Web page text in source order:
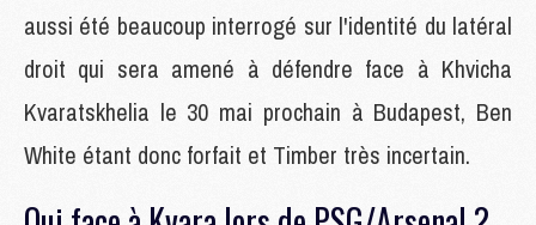
aussi été beaucoup interrogé sur l'identité du latéral
droit qui sera amené à défendre face à Khvicha
Kvaratskhelia le 30 mai prochain à Budapest, Ben
White étant donc forfait et Timber très incertain.